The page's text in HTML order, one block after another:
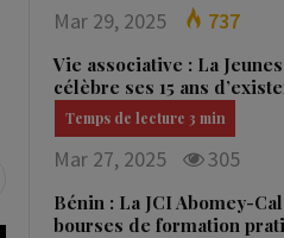
Mar 29, 2025 737
Vie associative : La
célèbre ses 15 ans
Mar 27, 2025 305
Bénin : La JCI Abomey-
bourses de formation